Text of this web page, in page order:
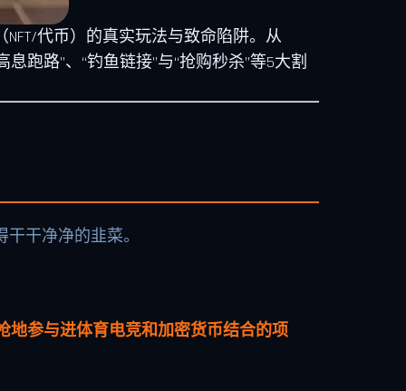
代币）的真实玩法与致命陷阱。从
跑路”、“钓鱼链接”与“抢购秒杀”等5大割
干净净的韭菜。
地参与进体育电竞和加密货币结合的项